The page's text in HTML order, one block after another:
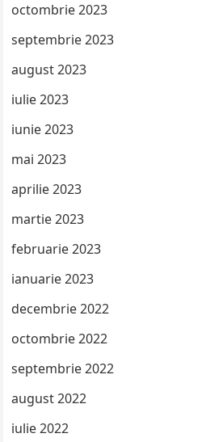
octombrie 2023
septembrie 2023
august 2023
iulie 2023
iunie 2023
mai 2023
aprilie 2023
martie 2023
februarie 2023
ianuarie 2023
decembrie 2022
octombrie 2022
septembrie 2022
august 2022
iulie 2022